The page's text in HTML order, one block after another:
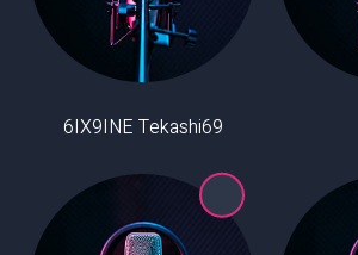
6IX9INE Tekashi69